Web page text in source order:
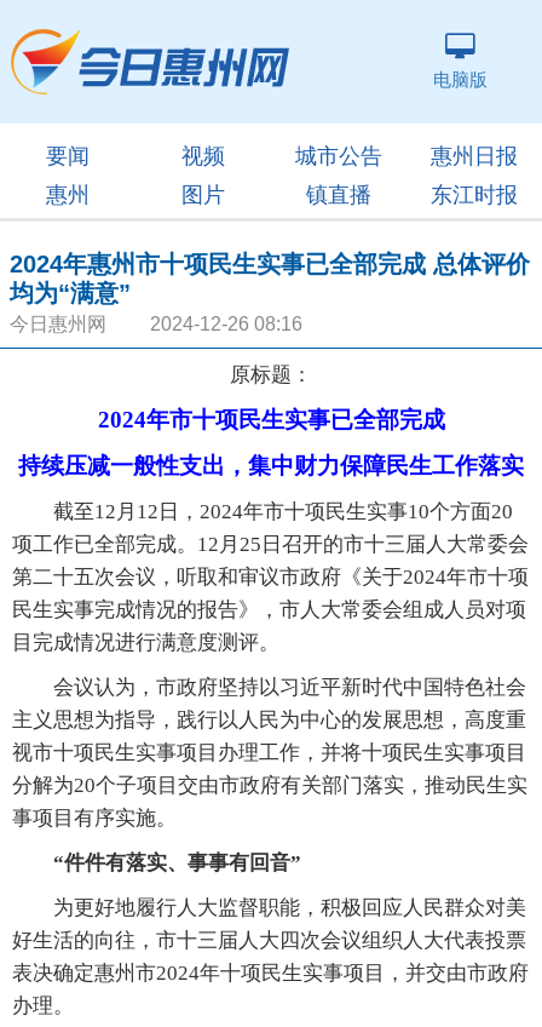
电脑版
要闻 视频 城市公告
惠州日报
惠州
图片 镇直播 东江时报
2024年惠州市十项民生实事已全部完成 总体评价
均为“满意”
今日惠州网 2024-12-26 08:16
原标题：
2024年市十项民生实事已全部完成
持续压减一般性支出，集中财力保障民生工作落实
截至12月12日，2024年市十项民生实事10个方面20
项工作已全部完成。12月25日召开的市十三届人大常委会
第二十五次会议，听取和审议市政府《关于2024年市十项
民生实事完成情况的报告》，市人大常委会组成人员对项
目完成情况进行满意度测评。
会议认为，市政府坚持以习近平新时代中国特色社会
主义思想为指导，践行以人民为中心的发展思想，高度重
视市十项民生实事项目办理工作，并将十项民生实事项目
分解为20个子项目交由市政府有关部门落实，推动民生实
事项目有序实施。
“件件有落实、事事有回音”
为更好地履行人大监督职能，积极回应人民群众对美
好生活的向往，市十三届人大四次会议组织人大代表投票
表决确定惠州市2024年十项民生实事项目，并交由市政府
办理。